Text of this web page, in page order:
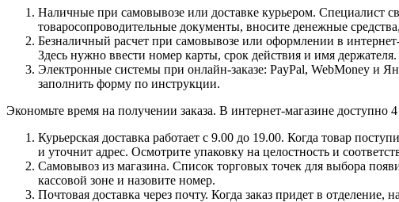
Наличные при самовывозе или доставке курьером. Специалист
товаросопроводительные документы, вносите денежные
Безналичный расчет при самовывозе или оформлении в
Здесь нужно ввести номер карты, срок действия и имя держателя.
Электронные системы при онлайн-заказе: PayPal, WebMoney и
заполнить форму по инструкции.
Экономьте время на получении заказа. В интернет-магазине доступно
Курьерская доставка работает с 9.00 до 19.00. Когда товар
и уточнит адрес. Осмотрите упаковку на целостность и
Самовывоз из магазина. Список торговых точек для выбора
кассовой зоне и назовите номер.
Почтовая доставка через почту. Когда заказ придет в